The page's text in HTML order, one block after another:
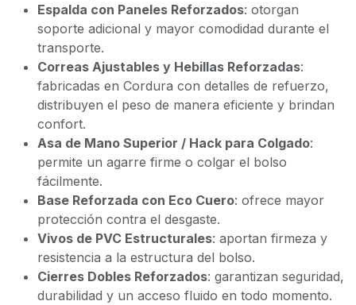
Espalda con Paneles Reforzados: otorgan
soporte adicional y mayor comodidad durante el
transporte.
Correas Ajustables y Hebillas Reforzadas:
fabricadas en Cordura con detalles de refuerzo,
distribuyen el peso de manera eficiente y brindan
confort.
Asa de Mano Superior / Hack para Colgado:
permite un agarre firme o colgar el bolso
fácilmente.
Base Reforzada con Eco Cuero: ofrece mayor
protección contra el desgaste.
Vivos de PVC Estructurales: aportan firmeza y
resistencia a la estructura del bolso.
Cierres Dobles Reforzados: garantizan seguridad,
durabilidad y un acceso fluido en todo momento.